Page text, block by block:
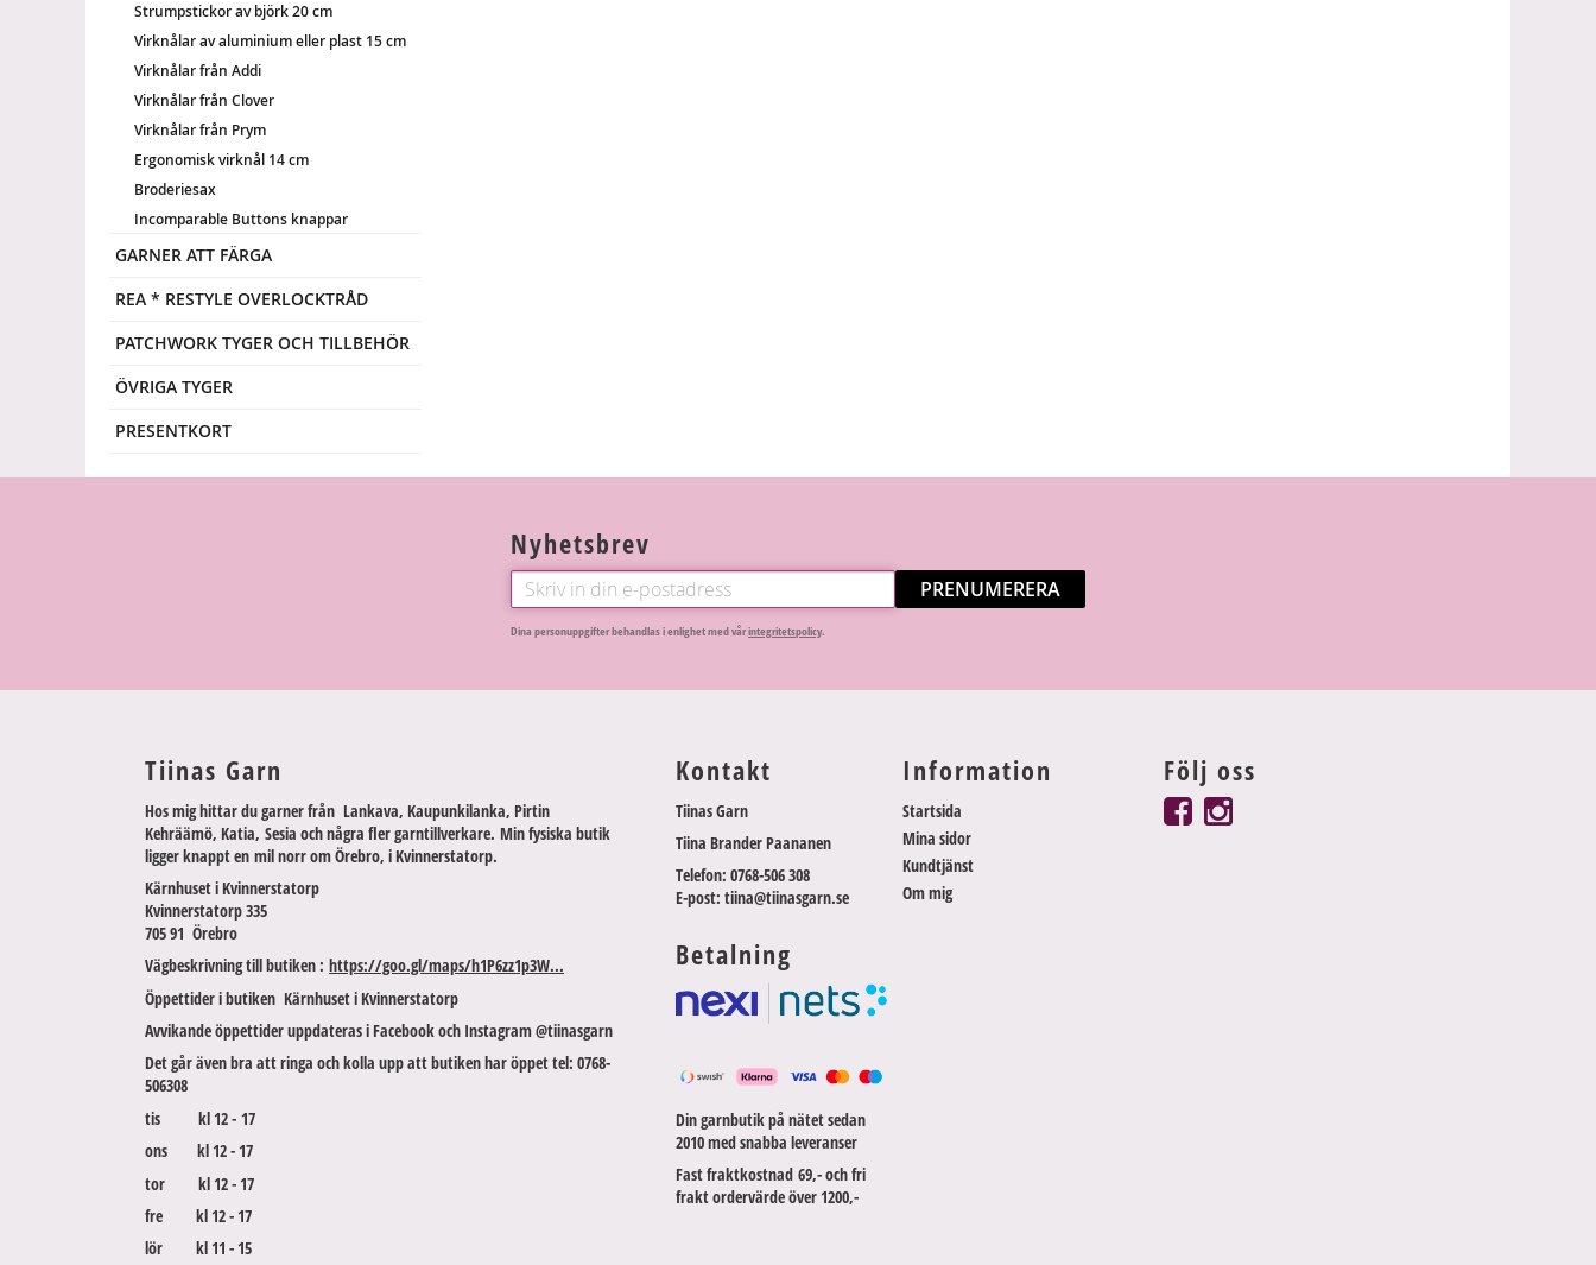
Strumpstickor av björk 20 cm
Virknålar av aluminium eller plast 15 cm
Virknålar från Addi
Virknålar från Clover
Virknålar från Prym
Ergonomisk virknål 14 cm
Broderiesax
Incomparable Buttons knappar
GARNER ATT FÄRGA
REA * RESTYLE OVERLOCKTRÅD
PATCHWORK TYGER OCH TILLBEHÖR
ÖVRIGA TYGER
PRESENTKORT
Nyhetsbrev
PRENUMERERA
Dina personuppgifter behandlas i enlighet med vårintegritetspolicy.
Tiinas Garn
Hos mig hittar du garner från Lankava, Kaupunkilanka, Pirtin
Kehräämö, Katia, Sesia och några fler garntillverkare. Min fysiska butik
ligger knappt en mil norr om Örebro, i Kvinnerstatorp.
Kärnhuset i Kvinnerstatorp
Kvinnerstatorp 335
705 91 Örebro
Vägbeskrivning till butiken : https://goo.gl/maps/h1P6zz1p3W...
Öppettider i butiken Kärnhuset i Kvinnerstatorp
Avvikande öppettider uppdateras i Facebook och Instagram @tiinasgarn
Det går även bra att ringa och kolla upp att butiken har öppet tel: 0768-
506308
tis kl 12 - 17
ons kl 12 - 17
tor kl 12 - 17
fre kl 12 - 17
lör kl 11 - 15
Kontakt
Tiinas Garn
Tiina Brander Paananen
Telefon: 0768-506 308
E-post: tiina@tiinasgarn.se
Betalning
Din garnbutik på nätet sedan
2010 med snabba leveranser
Fast fraktkostnad 69,- och fri
frakt ordervärde över 1200,-
Information
Startsida
Mina sidor
Kundtjänst
Om mig
Följ oss